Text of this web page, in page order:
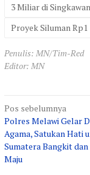
3 Miliar di
Proyek Siluman Rp1
Penulis: MN/Tim-Red
Editor: MN
Navigasi
pos
Pos sebelumnya
Polres Melawi Gelar
Agama, Satukan Hati
Sumatera Bangkit
Maju